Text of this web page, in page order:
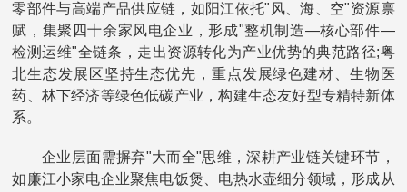
零部件与高端产品供应链，如阳江依托"风、海、空"资源禀
赋，集聚四十余家风电企业，形成"整机制造—核心部件—
检测运维"全链条，走出资源转化为产业优势的典范路径;粤
北生态发展区坚持生态优先，重点发展绿色建材、生物医
药、林下经济等绿色低碳产业，构建生态友好型专精特新体
系。
企业层面需摒弃"大而全"思维，深耕产业链关键环节，
如廉江小家电企业聚焦电饭煲、电热水壶细分领域，形成从